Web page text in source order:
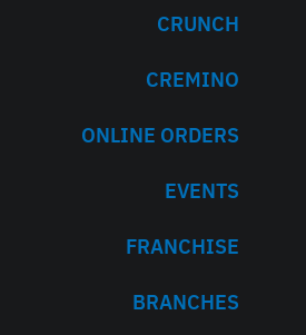
CRUNCH
CREMINO
ONLINE ORDERS
EVENTS
FRANCHISE
BRANCHES